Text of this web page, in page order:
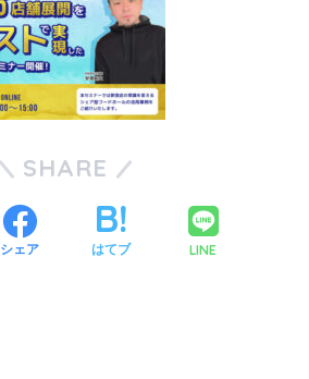
SHARE
シェア はてブ LINE